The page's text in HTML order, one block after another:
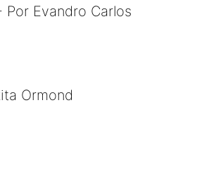
Evandro Carlos
Ormond